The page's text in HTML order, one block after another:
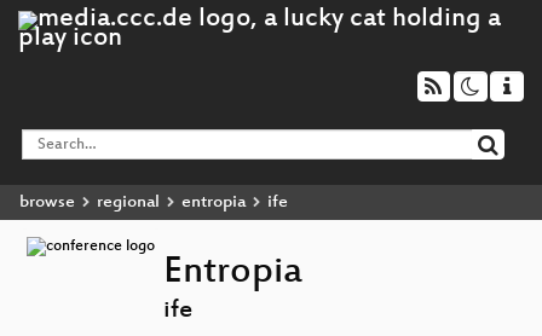
browse regional entropia ife
Entropia
ife